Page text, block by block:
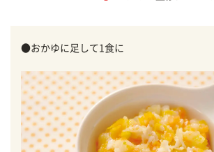
●おかゆに足して1食に